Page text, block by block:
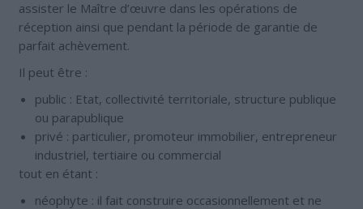
assister le Maître d’œuvre dans les opérations de
réception ainsi que pendant la période de garantie de
parfait achèvement.
Il peut être :
public : Etat, collectivité territoriale, structure publique
ou parapublique
privé : particulier, promoteur immobilier, entrepreneur
industriel, tertiaire ou commercial
tout en étant :
néophyte : il fait construire occasionnellement et ne